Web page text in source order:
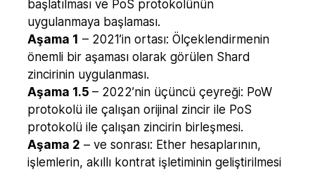
başlatılması ve PoS protokolünün
uygulanmaya başlaması.
Aşama 1 – 2021’in ortası: Ölçeklendirmenin
önemli bir aşaması olarak görülen Shard
zincirinin uygulanması.
Aşama 1.5 – 2022’nin üçüncü çeyreği: PoW
protokolü ile çalışan orijinal zincir ile PoS
protokolü ile çalışan zincirin birleşmesi.
Aşama 2 – ve sonrası: Ether hesaplarının,
işlemlerin, akıllı kontrat işletiminin geliştirilmesi